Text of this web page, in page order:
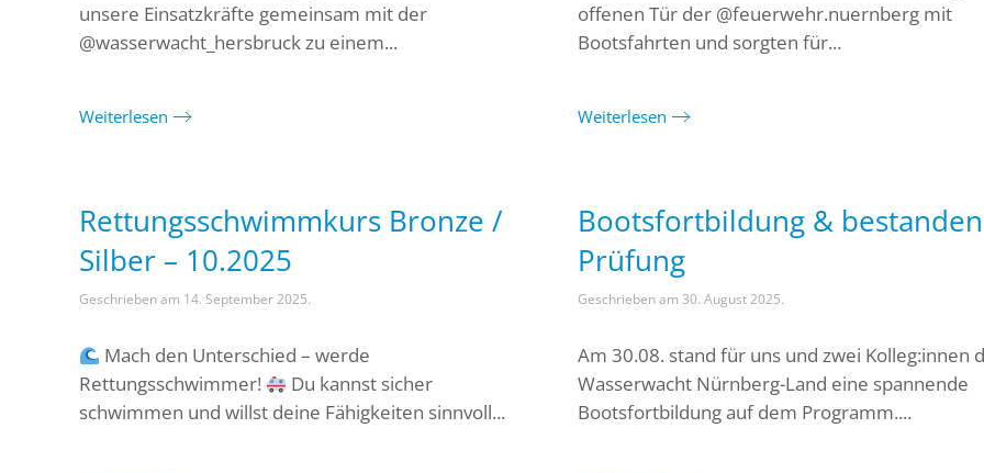
unsere Einsatzkräfte gemeinsam mit der
@wasserwacht_hersbruck zu einem...
Weiterlesen
offenen Tür der @feuerwehr.nuernberg mit
Bootsfahrten und sorgten für...
Weiterlesen
Rettungsschwimmkurs Bronze /
Silber – 10.2025
Geschrieben am 14. September 2025.
Mach den Unterschied – werde
Rettungsschwimmer!
Du kannst sicher
schwimmen und willst deine Fähigkeiten sinnvoll...
Bootsfortbildung &
Prüfung
Geschrieben am 30. August 2025.
Am 30.08. stand für uns und zwei Kolleg:innen
Wasserwacht Nürnberg-Land eine spannende
Bootsfortbildung auf dem Programm....